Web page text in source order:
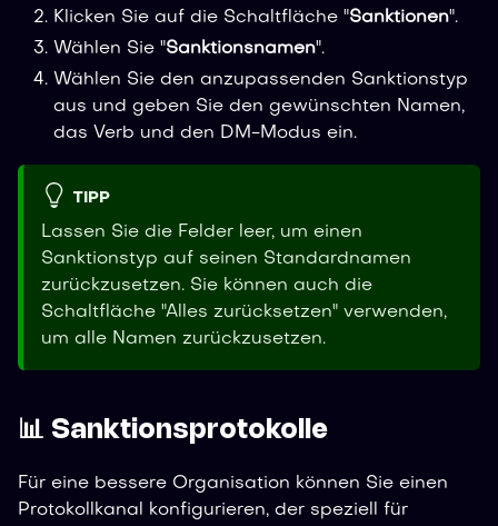
Klicken Sie auf die Schaltfläche "Sanktionen".
Wählen Sie "Sanktionsnamen".
Wählen Sie den anzupassenden Sanktionstyp
aus und geben Sie den gewünschten Namen,
das Verb und den DM-Modus ein.
TIPP
Lassen Sie die Felder leer, um einen
Sanktionstyp auf seinen Standardnamen
zurückzusetzen. Sie können auch die
Schaltfläche "Alles zurücksetzen" verwenden,
um alle Namen zurückzusetzen.
📊 Sanktionsprotokolle
Für eine bessere Organisation können Sie einen
Protokollkanal konfigurieren, der speziell für